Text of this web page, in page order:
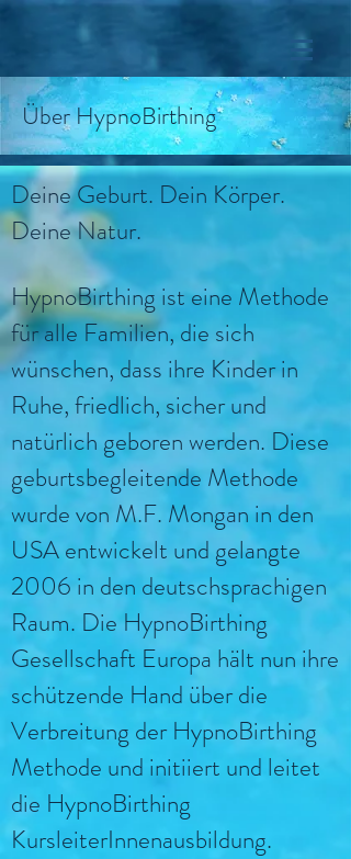
Über HypnoBirthing
Deine Geburt. Dein Körper.
Deine Natur.
HypnoBirthing ist eine Methode
für alle Familien, die sich
wünschen, dass ihre Kinder in
Ruhe, friedlich, sicher und
natürlich geboren werden. Diese
geburtsbegleitende Methode
wurde von M.F. Mongan in den
USA entwickelt und gelangte
2006 in den deutschsprachigen
Raum. Die HypnoBirthing
Gesellschaft Europa hält nun ihre
schützende Hand über die
Verbreitung der HypnoBirthing
Methode und initiiert und leitet
die HypnoBirthing
KursleiterInnenausbildung.